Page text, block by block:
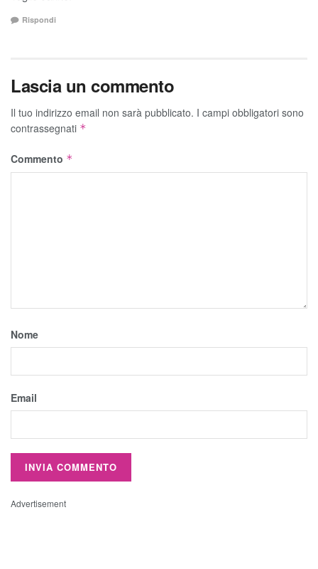
Rispondi
Lascia un commento
Il tuo indirizzo email non sarà pubblicato. I campi obbligatori sono
contrassegnati *
Commento *
Nome
Email
Advertisement